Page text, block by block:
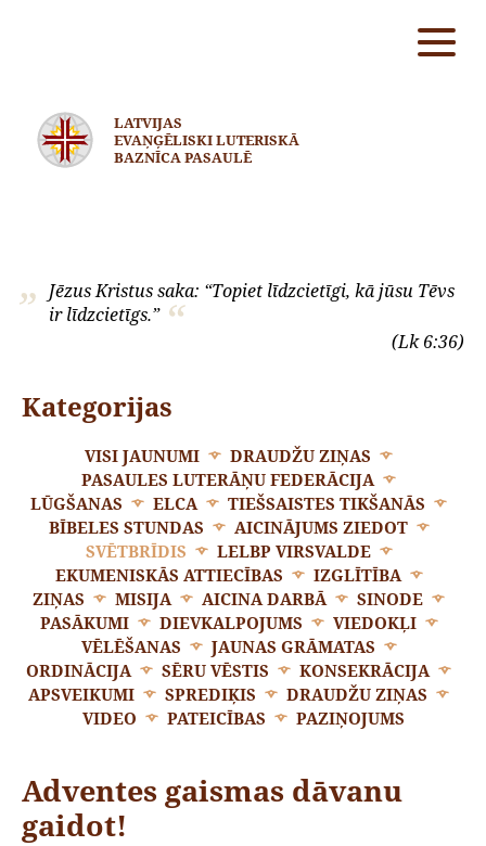
LATVIJAS
EVAŅĢĒLISKI LUTERISKĀ
BAZNĪCA PASAULĒ
Jēzus Kristus saka: “Topiet līdzcietīgi, kā jūsu Tēvs
ir līdzcietīgs.”
(Lk 6:36)
Kategorijas
VISI JAUNUMI
DRAUDŽU ZIŅAS
PASAULES LUTERĀŅU FEDERĀCIJA
LŪGŠANAS
ELCA
TIEŠSAISTES TIKŠANĀS
BĪBELES STUNDAS
AICINĀJUMS ZIEDOT
SVĒTBRĪDIS
LELBP VIRSVALDE
EKUMENISKĀS ATTIECĪBAS
IZGLĪTĪBA
ZIŅAS
MISIJA AICINA DARBĀ
SINODE
PASĀKUMI
DIEVKALPOJUMS
VIEDOKĻI
VĒLĒŠANAS
JAUNAS GRĀMATAS
ORDINĀCIJA
SĒRU VĒSTIS
KONSEKRĀCIJA
APSVEIKUMI
SPREDIĶIS
DRAUDŽU ZIŅAS
VIDEO
PATEICĪBAS PAZIŅOJUMS
Adventes gaismas dāvanu
gaidot!